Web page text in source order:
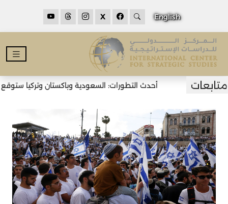
English
X
أحدث التطورات: السعودية وباكستان وتركيا ستوقع